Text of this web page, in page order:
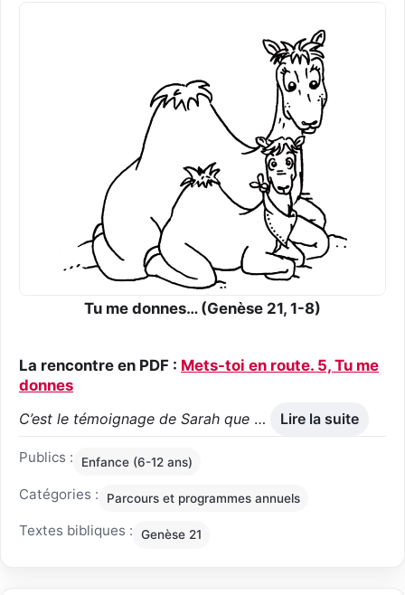
Tu me donnes… (Genèse 21, 1-8)
La rencontre en PDF : Mets-toi en route. 5, Tu me
donnes
C’est le témoignage de Sarah que … Lire la suite
Publics : Enfance (6-12 ans)
Catégories : Parcours et programmes annuels
Textes bibliques : Genèse 21